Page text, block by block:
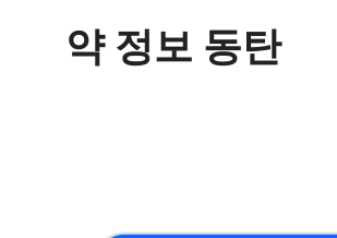
약 정보 동탄